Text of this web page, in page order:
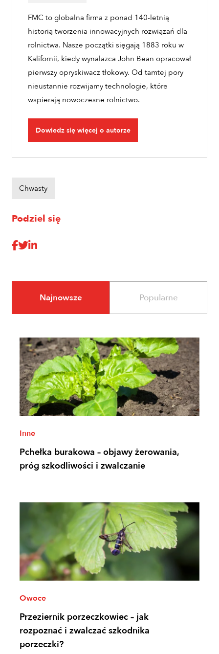
FMC to globalna firma z ponad 140-letnią
historią tworzenia innowacyjnych rozwiązań dla
rolnictwa. Nasze początki sięgają 1883 roku w
Kalifornii, kiedy wynalazca John Bean opracował
pierwszy opryskiwacz tłokowy. Od tamtej pory
nieustannie rozwijamy technologie, które
wspierają nowoczesne rolnictwo.
Dowiedz się więcej o autorze
Chwasty
Podziel się
Najnowsze Popularne
Inne
Pchełka burakowa – objawy żerowania,
próg szkodliwości i zwalczanie
Owoce
Przeziernik porzeczkowiec – jak
rozpoznać i zwalczać szkodnika
porzeczki?